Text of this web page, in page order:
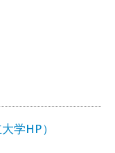
学HP）